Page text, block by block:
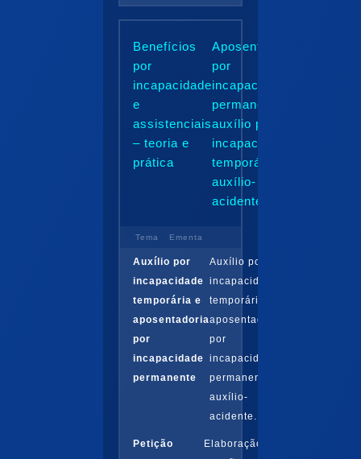
Benefícios
por
incapacidade
e
assistenciais
– teoria e
prática
Aposentadoria
por
incapacidade
permanente,
auxílio por
incapacidade
temporária e
auxílio-
acidente...
Tema Ementa
Auxílio por
incapacidade
temporária e
aposentadoria
por
incapacidade
permanente
Auxílio por
incapacidade
temporária e
aposentadoria
por
incapacidade
permanente e
auxílio-
acidente..
Petição
Elaboração de